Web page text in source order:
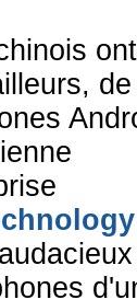
ont
de